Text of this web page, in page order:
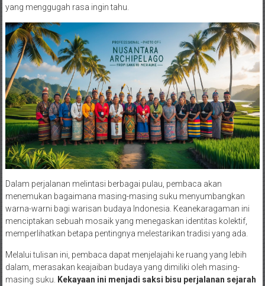
yang menggugah rasa ingin tahu.
Dalam perjalanan melintasi berbagai pulau, pembaca akan
menemukan bagaimana masing-masing suku menyumbangkan
warna-warni bagi warisan budaya Indonesia. Keanekaragaman ini
menciptakan sebuah mosaik yang menegaskan identitas kolektif,
memperlihatkan betapa pentingnya melestarikan tradisi yang ada.
Melalui tulisan ini, pembaca dapat menjelajahi ke ruang yang lebih
dalam, merasakan keajaiban budaya yang dimiliki oleh masing-
masing suku. Kekayaan ini menjadi saksi bisu perjalanan sejarah